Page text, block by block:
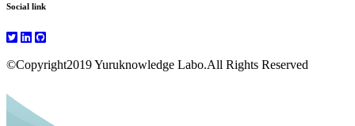
Social link
©Copyright2019 Yuruknowledge Labo.All Rights Reserved